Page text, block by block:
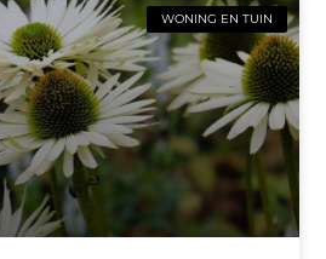
WONING EN TUIN